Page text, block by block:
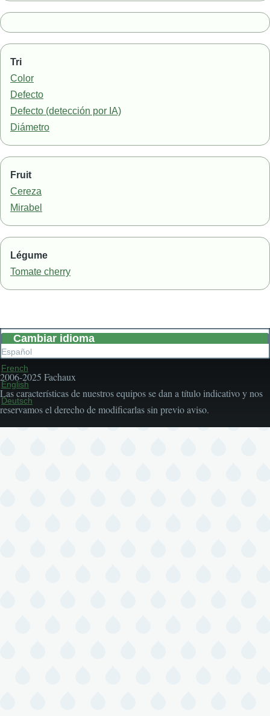
Tri
Color
Defecto
Defecto (detección por IA)
Diámetro
Fruit
Cereza
Mirabel
Légume
Tomate cherry
Cambiar idioma
Español
French
English
Deutsch
2006-2025 Fachaux
Las características de nuestros equipos se dan a título indicativo y nos
reservamos el derecho de modificarlas sin previo aviso.